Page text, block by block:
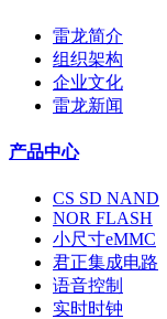
雷龙简介
组织架构
企业文化
雷龙新闻
产品中心
CS SD NAND
NOR FLASH
小尺寸eMMC
君正集成电路
语音控制
实时时钟